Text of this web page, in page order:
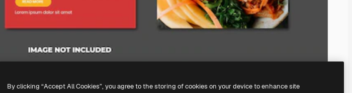
By clicking “Accept All Cookies”, you agree to the storing of cookies on your device to enhance site